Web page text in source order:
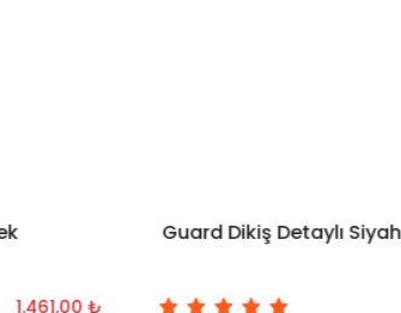
1.461,00 ₺
Guard Dikiş Detaylı